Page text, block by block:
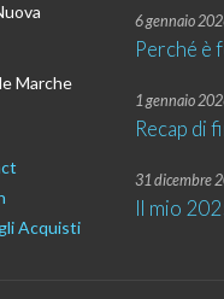
Marche
Acquisti
6 gennaio
Perché è
1 gennaio
Recap di
31 dicembre
Il mio